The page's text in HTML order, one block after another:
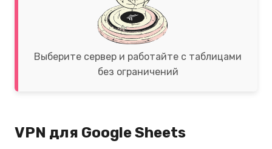
Выберите сервер и работайте с таблицами
без ограничений
VPN для Google Sheets